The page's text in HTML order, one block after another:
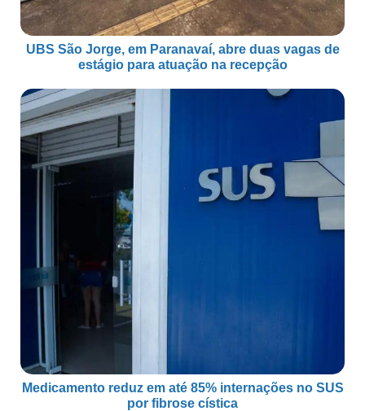
UBS São Jorge, em Paranavaí, abre duas vagas de
estágio para atuação na recepção
Medicamento reduz em até 85% internações no SUS
por fibrose cística